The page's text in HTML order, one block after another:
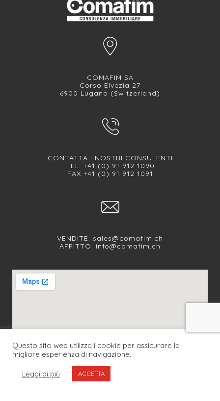
COMAFIM SA
Corso Elvezia 27
6900 Lugano (Switzerland)
CONTATTA I NOSTRI CONSULENTI
TEL. +41 (0) 91 912 1090
FAX +41 (0) 91 912 1091
VENDITE: sales@comafim.ch
AFFITTO: info@comafim.ch
SEGUICI SUI NOSTRI SOCIAL
Questo sito web utilizza i cookie per assicurare la
migliore esperienza di navigazione.
Leggi di più ACCETTA